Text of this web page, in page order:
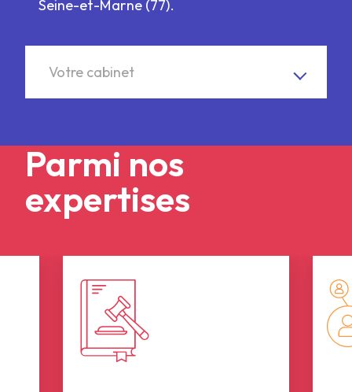
Seine-et-Marne (77).
Votre cabinet
Parmi nos
expertises